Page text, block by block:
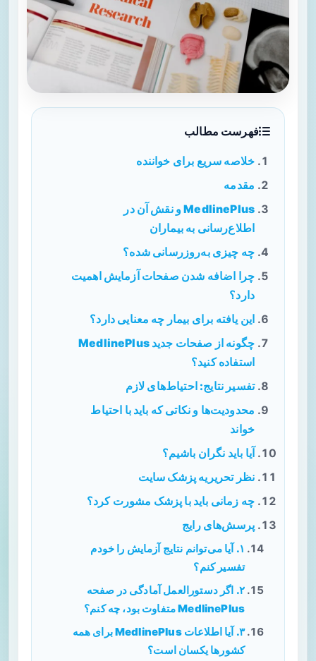
فهرست مطالب
خلاصه سریع برای خواننده
مقدمه
MedlinePlus و نقش آن در
اطلاع‌رسانی به بیماران
چه چیزی به‌روزرسانی شده؟
چرا اضافه شدن صفحات آزمایش اهمیت
دارد؟
این یافته برای بیمار چه معنایی دارد؟
چگونه از صفحات جدید MedlinePlus
استفاده کنید؟
تفسیر نتایج: احتیاط‌های لازم
محدودیت‌ها و نکاتی که باید با احتیاط
خواند
آیا باید نگران باشیم؟
نظر تحریریه پزشک سایت
چه زمانی باید با پزشک مشورت کرد؟
پرسش‌های رایج
۱. آیا می‌توانم نتایج آزمایش را خودم
تفسیر کنم؟
۲. اگر دستورالعمل آمادگی در صفحه
MedlinePlus متفاوت بود، چه کنم؟
۳. آیا اطلاعات MedlinePlus برای همه
کشورها یکسان است؟